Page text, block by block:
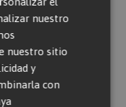
nuestro
nuestro sitio
y
con